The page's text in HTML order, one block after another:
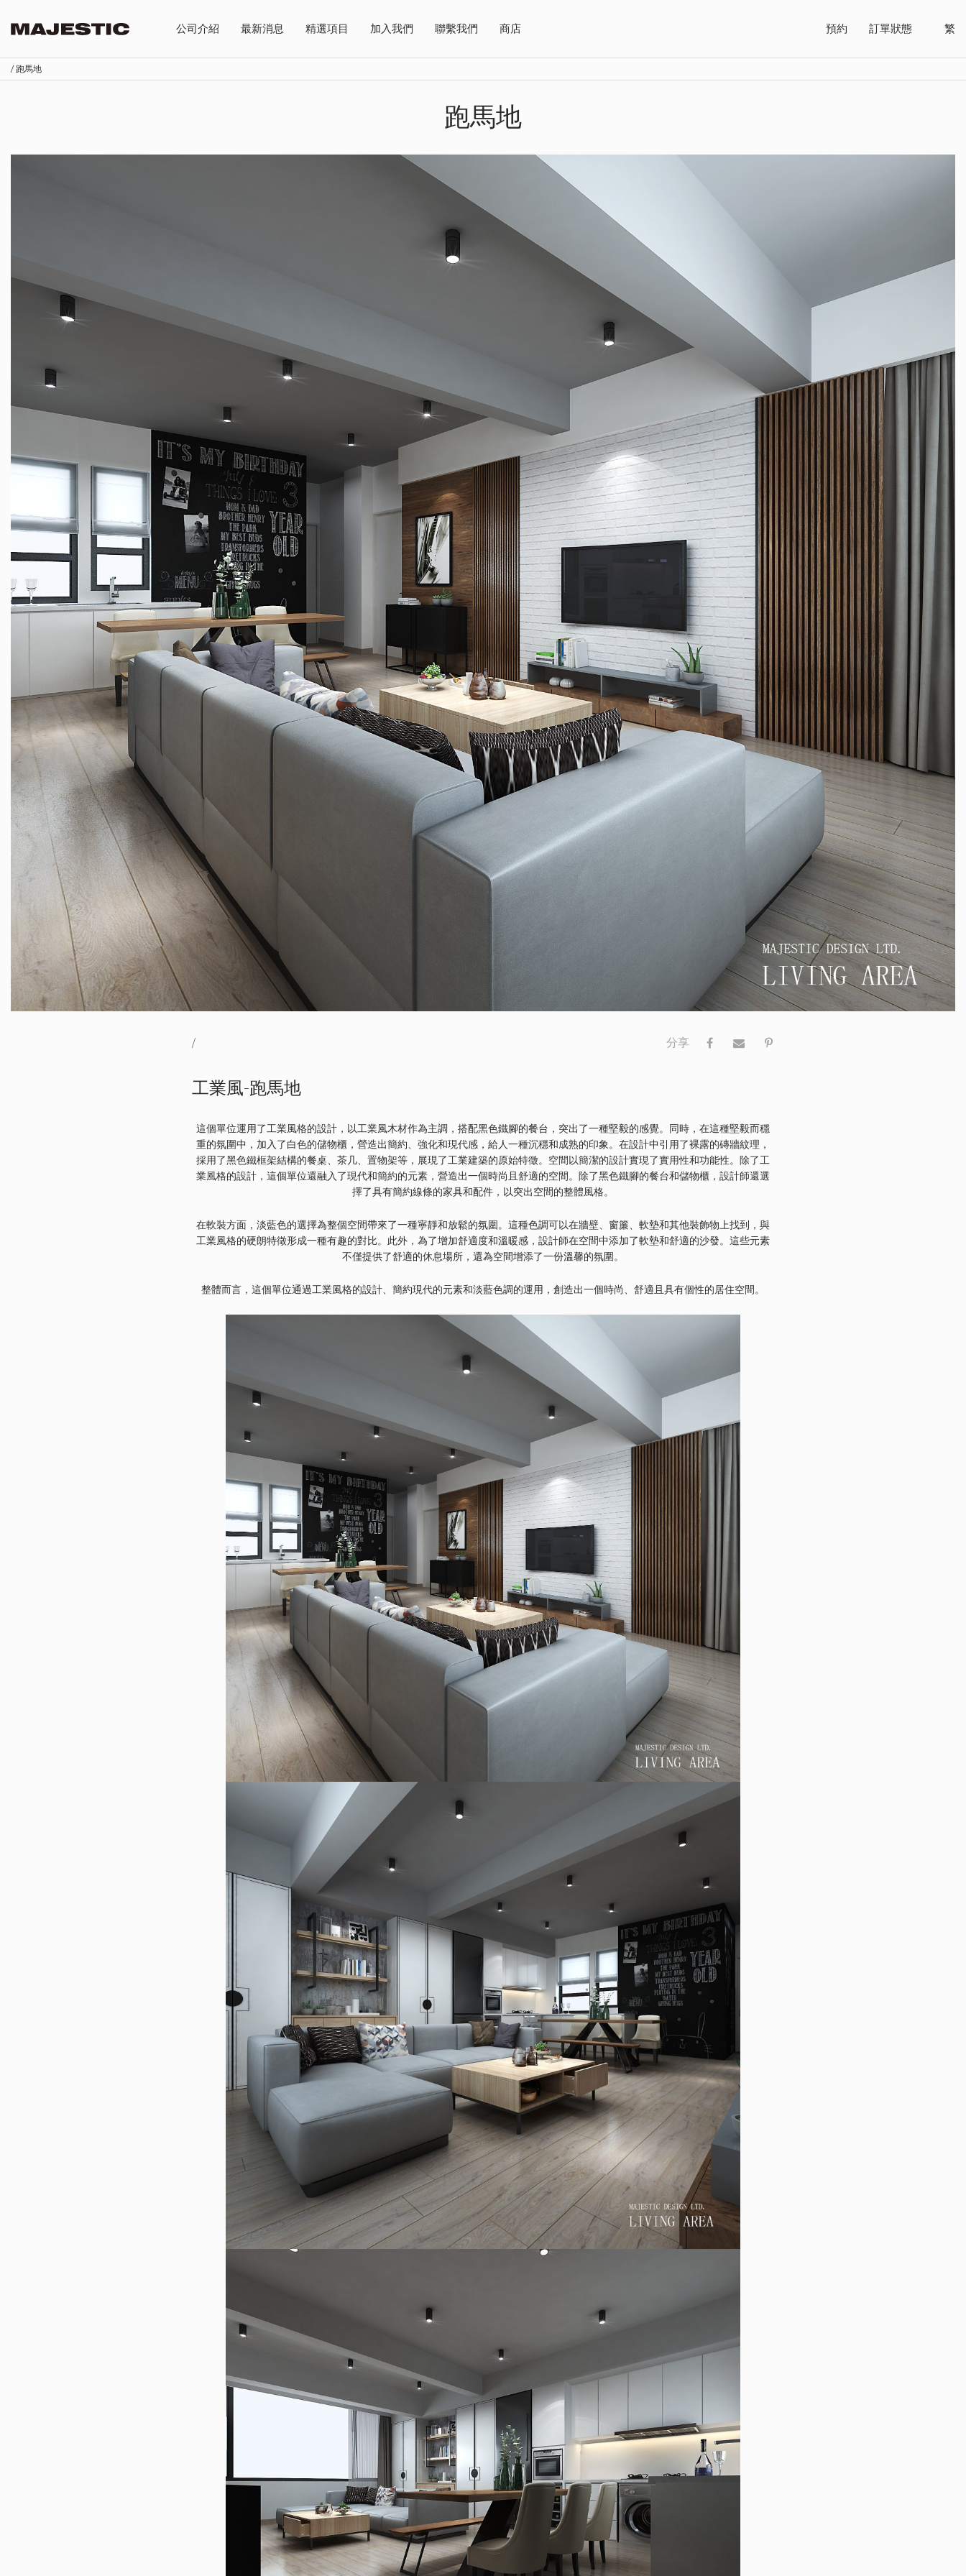
公司介紹 最新消息 精選項目 加入我們 聯繫我們 商店 預約 訂單狀態 繁
/ 跑馬地
跑馬地
/ 分享
工業風-跑馬地
這個單位運用了工業風格的設計，以工業風木材作為主調，搭配黑色鐵腳的餐台，突出了一種堅毅的感覺。同時，在這種堅毅而穩
重的氛圍中，加入了白色的儲物櫃，營造出簡約、強化和現代感，給人一種沉穩和成熟的印象。在設計中引用了裸露的磚牆紋理，
採用了黑色鐵框架結構的餐桌、茶几、置物架等，展現了工業建築的原始特徵。空間以簡潔的設計實現了實用性和功能性。除了工
業風格的設計，這個單位還融入了現代和簡約的元素，營造出一個時尚且舒適的空間。除了黑色鐵腳的餐台和儲物櫃，設計師還選
擇了具有簡約線條的家具和配件，以突出空間的整體風格。
在軟裝方面，淡藍色的選擇為整個空間帶來了一種寧靜和放鬆的氛圍。這種色調可以在牆壁、窗簾、軟墊和其他裝飾物上找到，與
工業風格的硬朗特徵形成一種有趣的對比。此外，為了增加舒適度和溫暖感，設計師在空間中添加了軟墊和舒適的沙發。這些元素
不僅提供了舒適的休息場所，還為空間增添了一份溫馨的氛圍。
整體而言，這個單位通過工業風格的設計、簡約現代的元素和淡藍色調的運用，創造出一個時尚、舒適且具有個性的居住空間。